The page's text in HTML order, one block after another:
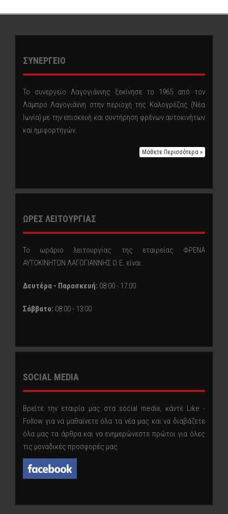
ΣΥΝΕΡΓΕΙΟ
Το συνεργείο Λαγογιάννης ξεκίνησε το 1965 από τον
Λάμπρο Λαγογιάννη στην περιοχή της Καλογρέζας (Νέα
Ιωνία) με την επισκευή και συντήρηση φρένων αυτοκινήτων
και ημιφορτηγών.
Μάθετε Περισσότερα »
ΩΡΕΣ ΛΕΙΤΟΥΡΓΙΑΣ
Το ωράριο λειτουργίας της εταιρείας ΦΡΕΝΑ
ΑΥΤΟΚΙΝΗΤΩΝ ΛΑΓΟΓΙΑΝΝΗΣ Ο.Ε. είναι:
Δευτέρα - Παρασκευή: 08:00 - 17:00
Σάββατο: 08:00 - 13:00
SOCIAL MEDIA
Βρείτε την εταιρία μας στα social media, κάντε Like -
Follow για να μαθαίνετε όλα τα νέα μας και να διαβάζετε
όλα μας τα άρθρα και να ενημερώνεστε πρώτοι για όλες
τις μοναδικές προσφορές μας.